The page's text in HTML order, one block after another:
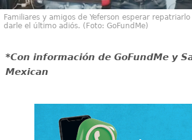
Familiares y amigos de Yeferson esperar
darle el último adiós. (Foto: GoFundMe)
*Con información de GoFundMe y
Mexican